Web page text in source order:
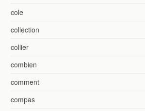
cole
collection
collier
combien
comment
compas